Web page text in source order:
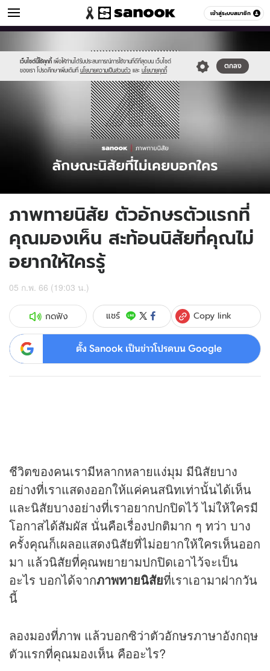
เข้าสู่ระบบสมาชิก
ดูดวง หมวดอื่นๆ
เว็บไซต์นี้ใช้คุกกี้ เพื่อให้ท่านได้รับประสบการณ์การใช้งานที่ดีที่สุดบน เว็บไซต์
ของเรา โปรดศึกษาเพิ่มเติมที่ นโยบายความเป็นส่วนตัว และ นโยบายคุกกี้
ตกลง
new-
sanook.png
6.jpg
ภาพทายนิสัย ตัวอักษรตัวแรกที่
คุณมองเห็น สะท้อนนิสัยที่คุณไม่
อยากให้ใครรู้
05 ก.พ. 66 (19:03 น.)
กดฟัง แชร์ Copy link
ตั้ง Sanook เป็นข่าวโปรดบน Google
ชีวิตของคนเรามีหลากหลายแง่มุม มีนิสัยบาง
อย่างที่เราแสดงออกให้แค่คนสนิทเท่านั้นได้เห็น
และนิสัยบางอย่างที่เราอยากปกปิดไว้ ไม่ให้ใครมี
โอกาสได้สัมผัส นั่นคือเรื่องปกติมาก ๆ ทว่า บาง
ครั้งคุณก็เผลอแสดงนิสัยที่ไม่อยากให้ใครเห็นออก
มา แล้วนิสัยที่คุณพยายามปกปิดเอาไว้จะเป็น
อะไร บอกได้จากภาพทายนิสัยที่เราเอามาฝากวัน
นี้
ลองมองที่ภาพ แล้วบอกซิว่าตัวอักษรภาษาอังกฤษ
ตัวแรกที่คุณมองเห็น คืออะไร?